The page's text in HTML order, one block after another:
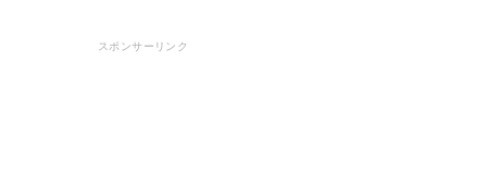
スポンサーリンク